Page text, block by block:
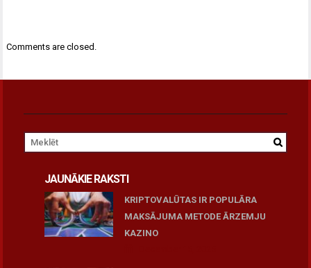
Comments are closed.
JAUNĀKIE RAKSTI
KRIPTOVALŪTAS IR POPULĀRA
MAKSĀJUMA METODE ĀRZEMJU
KAZINO